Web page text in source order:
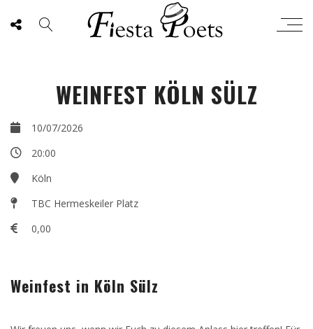
WEINFEST KÖLN SÜLZ
10/07/2026
20:00
Köln
TBC Hermeskeiler Platz
0,00
Weinfest in Köln Sülz